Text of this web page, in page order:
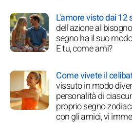
L'amore visto dai 12
dell'azione al
segno ha il suo
E tu, come ami?
Come vivete il
vissuto in modo
personalità di
proprio segno
con gli amici, vi